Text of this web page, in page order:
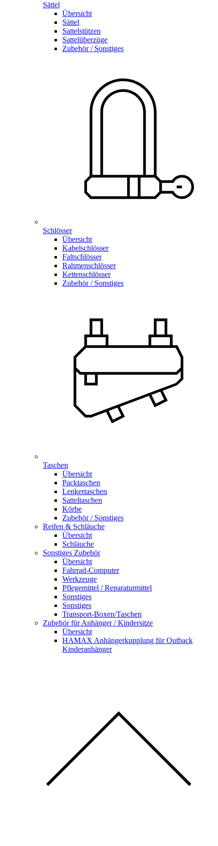
Sättel
Übersicht
Sättel
Sattelstützen
Sattelüberzüge
Zubehör / Sonstiges
Schlösser
Übersicht
Kabelschlösser
Faltschlösser
Rahmenschlösser
Kettenschlösser
Zubehör / Sonstiges
Taschen
Übersicht
Packtaschen
Lenkertaschen
Satteltaschen
Körbe
Zubehör / Sonstiges
Reifen & Schläuche
Übersicht
Schläuche
Sonstiges Zubehör
Übersicht
Fahrrad-Computer
Werkzeuge
Pflegemittel / Reparaturmittel
Sonstiges
Sonstiges
Transport-Boxen/Taschen
Zubehör für Anhänger / Kindersitze
Übersicht
HAMAX Anhängerkupplung für Outback
Kinderanhänger